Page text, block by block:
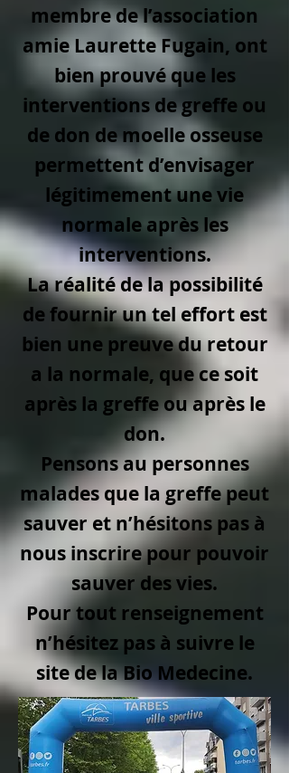
membre de l’association
amie Laurette Fugain, ont
bien prouvé que les
interventions de greffe ou
de don de moelle osseuse
permettent d’envisager
légitimement une vie
normale après les
interventions.
La réalité de la possibilité
de fournir un tel effort est
bien une preuve du retour
a la normale, que ce soit
après la greffe ou après le
don.
Pensons au personnes
malades que la greffe peut
sauver et n’hésitons pas à
nous inscrire pour pouvoir
sauver des vies.
Pour tout renseignement
n’hésitez pas à suivre le
site de la Bio Medecine.